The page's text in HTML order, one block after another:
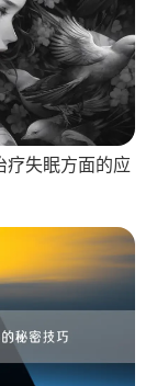
疗失眠方面的应